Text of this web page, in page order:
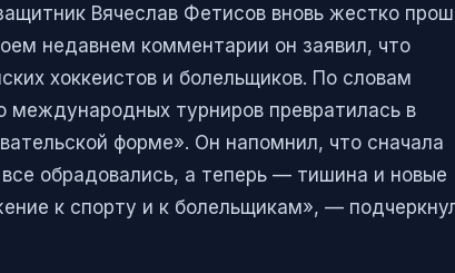
Вячеслав Фетисов вновь жестко
недавнем комментарии он заявил, что
хоккеистов и болельщиков. По словам
турниров превратилась в
форме». Он напомнил, что сначала
обрадовались, а теперь — тишина и новые
к спорту и к болельщикам», —